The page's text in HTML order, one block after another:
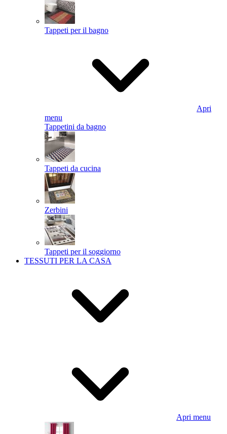
Tappeti per il bagno
Apri
menu
Tappetini da bagno
Tappeti da cucina
Zerbini
Tappeti per il soggiorno
TESSUTI PER LA CASA
Apri menu